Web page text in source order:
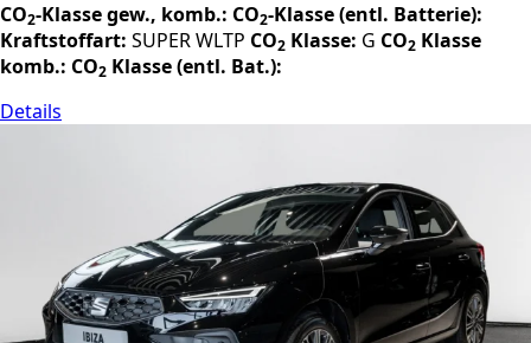
CO2-Klasse gew., komb.: CO2-Klasse (entl. Batterie):
Kraftstoffart: SUPERWLTP CO2 Klasse: G CO2 Klasse
komb.: CO2 Klasse (entl. Bat.):
Details